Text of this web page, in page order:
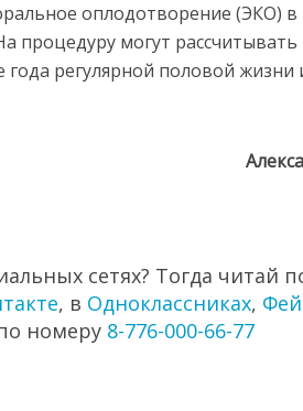
оплодотворение (ЭКО) в
процедуру могут
года регулярной половой
сетях? Тогда читай
, в Одноклассниках,
номеру 8-776-000-66-77